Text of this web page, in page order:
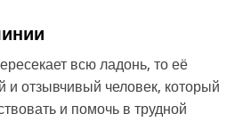
всю ладонь, то её
отзывчивый человек, который
и помочь в трудной